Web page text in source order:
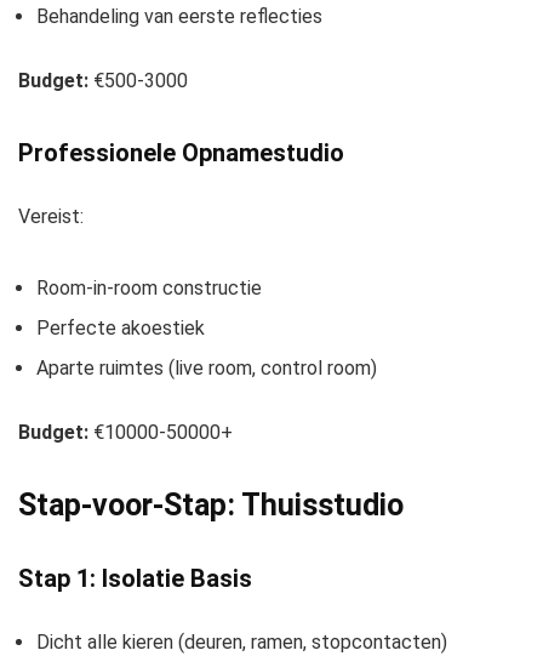
Behandeling van eerste reflecties
Budget: €500-3000
Professionele Opnamestudio
Vereist:
Room-in-room constructie
Perfecte akoestiek
Aparte ruimtes (live room, control room)
Budget: €10000-50000+
Stap-voor-Stap: Thuisstudio
Stap 1: Isolatie Basis
Dicht alle kieren (deuren, ramen, stopcontacten)